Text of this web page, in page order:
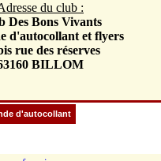
du club :
Des Bons Vivants
d'autocollant et flyers
rue des réserves
BILLOM
d'autocollant